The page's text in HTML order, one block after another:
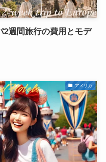
2週間旅行の費用とモデ
アメリカ